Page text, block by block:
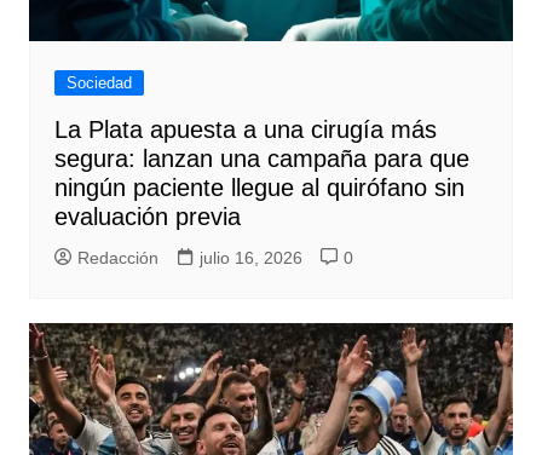
Sociedad
La Plata apuesta a una cirugía más
segura: lanzan una campaña para que
ningún paciente llegue al quirófano sin
evaluación previa
Redacción julio 16, 2026 0